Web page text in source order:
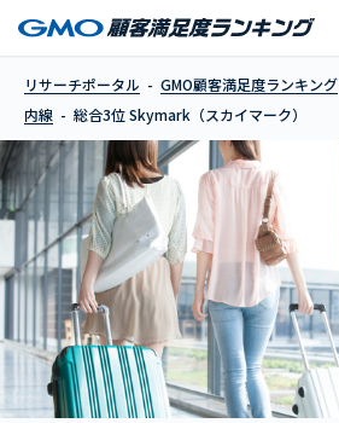
リサーチポータル GMO顧客満足度ランキング
内線
総合3位 Skymark（スカイマーク）